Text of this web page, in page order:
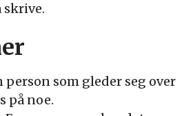
person som gleder seg over
på noe.